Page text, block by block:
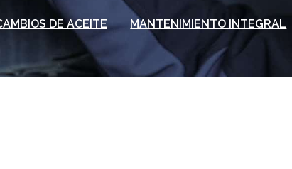
DE ACEITE MANTENIMIENTO INTEGRAL